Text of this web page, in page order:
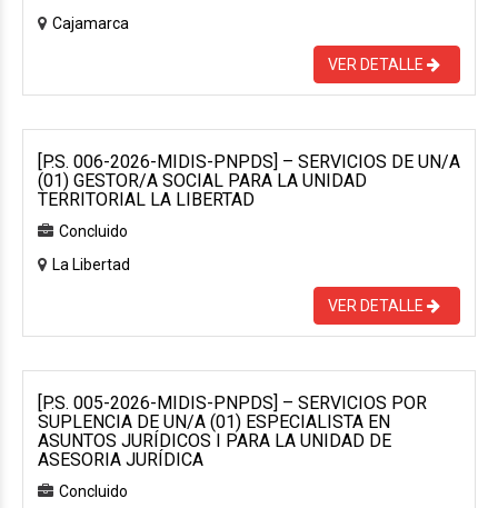
Cajamarca
VER DETALLE
[P.S. 006-2026-MIDIS-PNPDS] – SERVICIOS DE UN/A
(01) GESTOR/A SOCIAL PARA LA UNIDAD
TERRITORIAL LA LIBERTAD
Concluido
La Libertad
VER DETALLE
[P.S. 005-2026-MIDIS-PNPDS] – SERVICIOS POR
SUPLENCIA DE UN/A (01) ESPECIALISTA EN
ASUNTOS JURÍDICOS I PARA LA UNIDAD DE
ASESORIA JURÍDICA
Concluido